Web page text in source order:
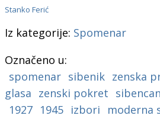
Stanko Ferić
Iz kategorije: Spomenar
Označeno u:
spomenar sibenik zenska
glasa zenski pokret
1927 1945 izbori moderna